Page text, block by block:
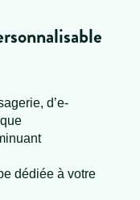
d’e-
dédiée à votre